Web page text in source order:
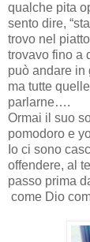
qualche pita
sento dire,
trovo nel
trovavo fino a
può andare in
ma tutte
parlarne….
Ormai il suo
pomodoro e
Io ci sono
offendere, al
passo prima
come Dio